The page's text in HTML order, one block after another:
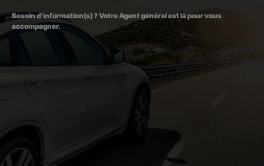
Besoin d’information(s) ? Votre Agent général est là pour vous
accompagner.